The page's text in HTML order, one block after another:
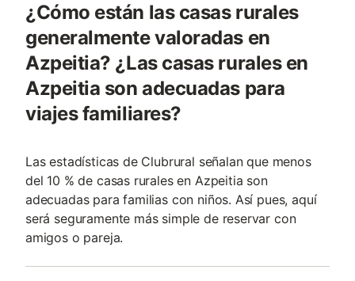
¿Cómo están las casas rurales
generalmente valoradas en
Azpeitia? ¿Las casas rurales en
Azpeitia son adecuadas para
viajes familiares?
Las estadísticas de Clubrural señalan que menos
del 10 % de casas rurales en Azpeitia son
adecuadas para familias con niños. Así pues, aquí
será seguramente más simple de reservar con
amigos o pareja.